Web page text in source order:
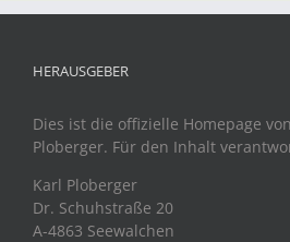
HERAUSGEBER
Dies ist die offizielle Homepage
Ploberger. Für den Inhalt
Karl Ploberger
Dr. Schuhstraße 20
A-4863 Seewalchen